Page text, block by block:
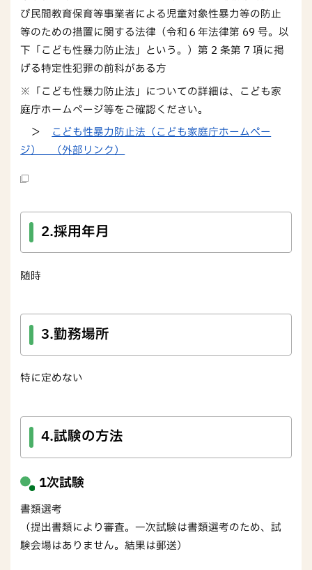
び民間教育保育等事業者による児童対象性暴力等の防止
等のための措置に関する法律（令和６年法律第 69 号。以
下「こども性暴力防止法」という。）第 2 条第 7 項に掲
げる特定性犯罪の前科がある方
※「こども性暴力防止法」についての詳細は、こども家
庭庁ホームページ等をご確認ください。
＞こども性暴力防止法（こども家庭庁ホームペー
ジ） （外部リンク）
2.採用年月
随時
3.勤務場所
特に定めない
4.試験の方法
1次試験
書類選考
（提出書類により審査。一次試験は書類選考のため、試
験会場はありません。結果は郵送）